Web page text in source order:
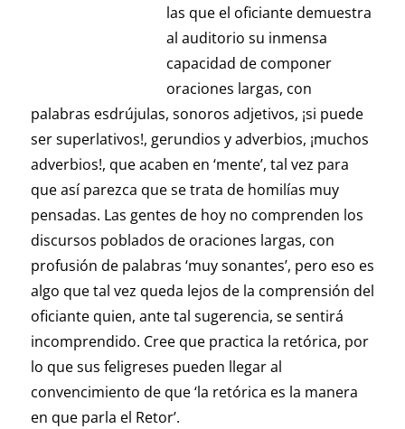
las que el oficiante demuestra
al auditorio su inmensa
capacidad de componer
oraciones largas, con
palabras esdrújulas, sonoros adjetivos, ¡si puede
ser superlativos!, gerundios y adverbios, ¡muchos
adverbios!, que acaben en ‘mente’, tal vez para
que así parezca que se trata de homilías muy
pensadas. Las gentes de hoy no comprenden los
discursos poblados de oraciones largas, con
profusión de palabras ‘muy sonantes’, pero eso es
algo que tal vez queda lejos de la comprensión del
oficiante quien, ante tal sugerencia, se sentirá
incomprendido. Cree que practica la retórica, por
lo que sus feligreses pueden llegar al
convencimiento de que ‘la retórica es la manera
en que parla el Retor’.